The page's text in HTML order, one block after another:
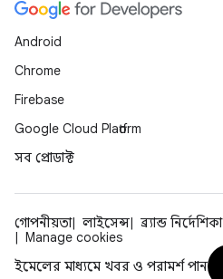
Android
Chrome
Firebase
Google Cloud Platform
সব প্রোডাক্ট
গোপনীয়তা লাইসেন্স ব্র্যান্ড নির্দেশিকা
Manage cookies
ইমেলের মাধ্যমে খবর ও পরামর্শ পান